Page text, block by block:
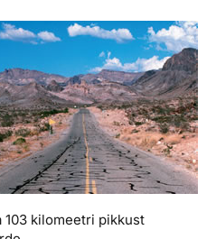
103 kilomeetri pikkust